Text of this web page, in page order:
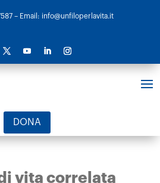
– Email: info@unfiloperlavita.it
DONA
vita correlata